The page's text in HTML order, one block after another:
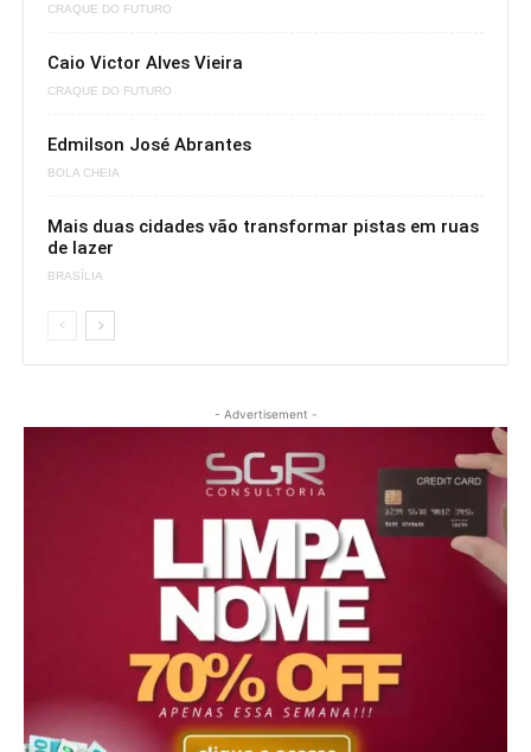
CRAQUE DO FUTURO
Caio Victor Alves Vieira
CRAQUE DO FUTURO
Edmilson José Abrantes
BOLA CHEIA
Mais duas cidades vão transformar pistas em ruas
de lazer
BRASÍLIA
- Advertisement -